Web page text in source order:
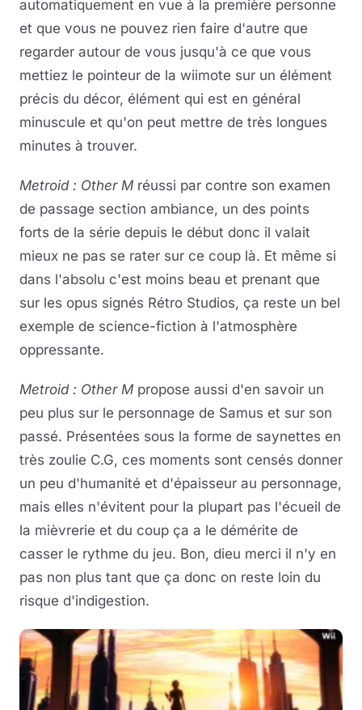
automatiquement en vue à la première personne
et que vous ne pouvez rien faire d'autre que
regarder autour de vous jusqu'à ce que vous
mettiez le pointeur de la wiimote sur un élément
précis du décor, élément qui est en général
minuscule et qu'on peut mettre de très longues
minutes à trouver.
Metroid : Other M réussi par contre son examen
de passage section ambiance, un des points
forts de la série depuis le début donc il valait
mieux ne pas se rater sur ce coup là. Et même si
dans l'absolu c'est moins beau et prenant que
sur les opus signés Rétro Studios, ça reste un bel
exemple de science-fiction à l'atmosphère
oppressante.
Metroid : Other M propose aussi d'en savoir un
peu plus sur le personnage de Samus et sur son
passé. Présentées sous la forme de saynettes en
très zoulie C.G, ces moments sont censés donner
un peu d'humanité et d'épaisseur au personnage,
mais elles n'évitent pour la plupart pas l'écueil de
la mièvrerie et du coup ça a le démérite de
casser le rythme du jeu. Bon, dieu merci il n'y en
pas non plus tant que ça donc on reste loin du
risque d'indigestion.